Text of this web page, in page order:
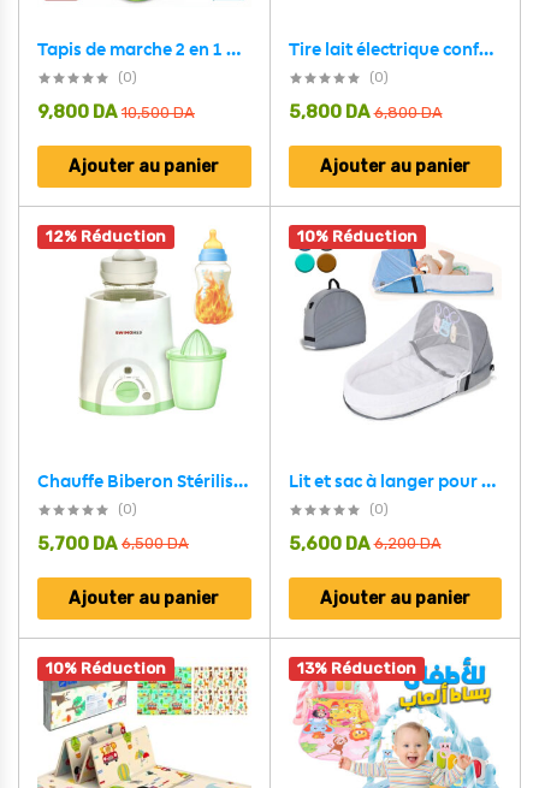
Tapis de marche 2 en 1 pour enfants avec jouets pour bébés – بساط ألعاب ومشاية للأطفال
(0)
10,500DA
9,800 DA
Ajouter au panier
Tire lait électrique confortable avancé FloraFlow NYK01
(0)
6,800DA
5,800 DA
Ajouter au panier
12% Réduction
Chauffe Biberon Stérilisateur 4en1 SwingMed SM-A9028 – جهاز تسخين قارورات للرضيع
(0)
6,500DA
5,700 DA
Ajouter au panier
10% Réduction
Lit et sac à langer pour enfants avec moustiquaire et auvent – سرير أطفال سهل النقل مع ناموسية مدمجة
(0)
6,200DA
5,600 DA
Ajouter au panier
10% Réduction 13% Réduction